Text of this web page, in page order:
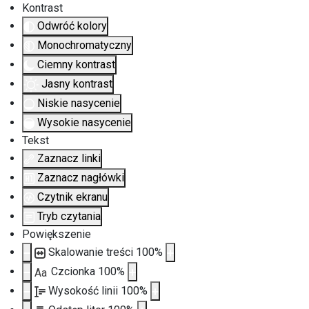
Kontrast
Odwróć kolory
Monochromatyczny
Ciemny kontrast
Jasny kontrast
Niskie nasycenie
Wysokie nasycenie
Tekst
Zaznacz linki
Zaznacz nagłówki
Czytnik ekranu
Tryb czytania
Powiększenie
Skalowanie treści 100%
Aa Czcionka 100%
Wysokość linii 100%